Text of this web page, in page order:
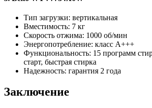
Тип загрузки: вертикальная
Вместимость: 7 кг
Скорость отжима: 1000 об/мин
Энергопотребление: класс А+++
Функциональность: 15 программ
старт, быстрая стирка
Надежность: гарантия 2 года
Заключение